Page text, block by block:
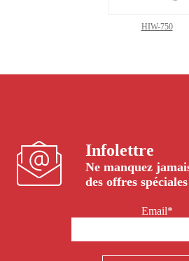
HIW-750
Infolettre
Ne manquez
des offres
Email*